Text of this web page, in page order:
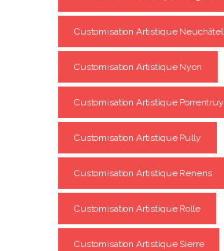
Customisation Artistique Neuchâtel
Customisation Artistique Nyon
Customisation Artistique Porrentruy
Customisation Artistique Pully
Customisation Artistique Renens
Customisation Artistique Rolle
Customisation Artistique Sierre